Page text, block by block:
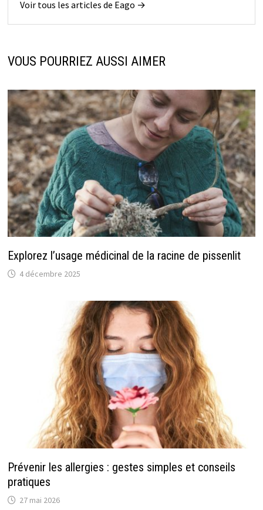
Voir tous les articles de Eago →
VOUS POURRIEZ AUSSI AIMER
Explorez l’usage médicinal de la racine de pissenlit
4 décembre 2025
Prévenir les allergies : gestes simples et conseils
pratiques
27 mai 2026